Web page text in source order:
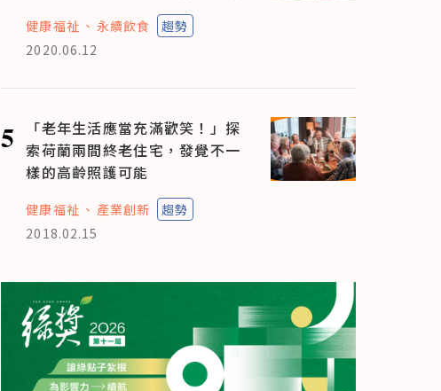
健康福祉 永續飲食
趨勢
2020.06.12
5
「老年生活應當充滿歡笑！」探
索荷蘭兩間終老住宅，發覺不一
樣的高齡照護可能
健康福祉 產業創新
趨勢
2018.02.15